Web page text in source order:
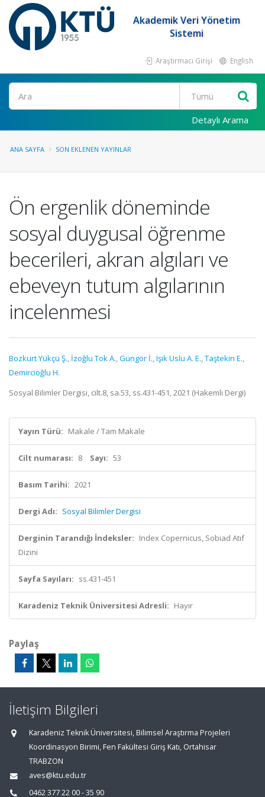
Akademik Veri Yönetim
Sistemi
Araştırmacı Girişi English
Ara
Detaylı Arama
ANA SAYFA SON EKLENEN YAYINLAR
Ön ergenlik döneminde
sosyal duygusal öğrenme
becerileri, akran algıları ve
ebeveyn tutum algılarının
incelenmesi
Bozkurt Yükçü Ş., İzoğlu Tok A.,Güngör İ.,Işık Uslu A. E.,Taştekin E.,
Demircioğlu H.
Sosyal Bilimler Dergisi, cilt.8, sa.53, ss.431-451, 2021 (Hakemli Dergi)
Yayın Türü: Makale / Tam Makale
Cilt numarası: 8 Sayı: 53
Basım Tarihi: 2021
Dergi Adı: Sosyal Bilimler Dergisi
Derginin Tarandığı İndeksler: Index Copernicus, Sobiad Atıf
Dizini
Sayfa Sayıları: ss.431-451
Karadeniz Teknik Üniversitesi Adresli: Hayır
Paylaş
İletişim Bilgileri
Karadeniz Teknik Üniversitesi, Bilimsel Araştırma Projeleri
Koordinasyon Birimi, Fen Fakültesi Giriş Katı, Ortahisar
TRABZON
aves@ktu.edu.tr
0462 377 22 00 - 35 90